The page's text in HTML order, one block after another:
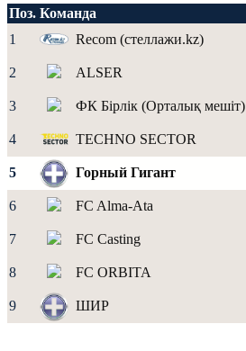
Поз. Команда
1
Recom (стеллажи.kz)
2 ALSER
3 ФК Бірлік (Орталық мешіт)
4 TECHNO SECTOR
5 Горный Гигант
6 FC Alma-Ata
7 FC Casting
8 FC ORBITA
9 ШИР